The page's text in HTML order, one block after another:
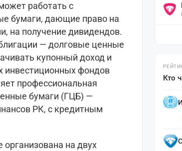
работать с
бумаги, дающие право на
на получение дивидендов.
— долговые ценные
купонный доход и
инвестиционных фондов
профессиональная
бумаги (ГЦБ) —
РК, с кредитным
организована на двух
Кто